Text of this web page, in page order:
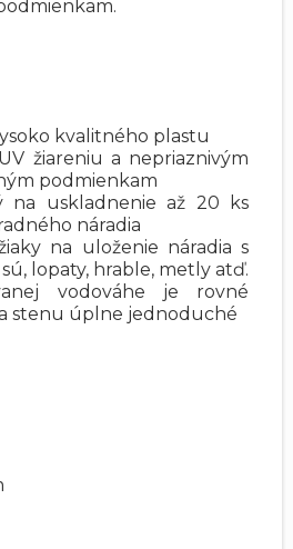
kvalitného plastu
žiareniu a nepriaznivým
podmienkam
na uskladnenie až 20 ks
náradia
na uloženie náradia s
lopaty, hrable, metly atď.
vodováhe je rovné
stenu úplne jednoduché